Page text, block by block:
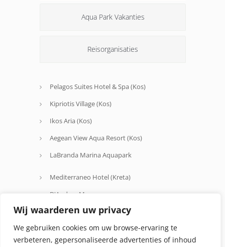
Wij waarderen uw privacy
We gebruiken cookies om uw browse-ervaring te
verbeteren, gepersonaliseerde advertenties of inhoud
Aqua Park Vakanties
Reisorganisaties
Pelagos Suites Hotel & Spa (Kos)
Kipriotis Village (Kos)
Ikos Aria (Kos)
Aegean View Aqua Resort (Kos)
LaBranda Marina Aquapark
Mediterraneo Hotel (Kreta)
D'Andrea Mare
Avra Beach
Oceanis Hotel